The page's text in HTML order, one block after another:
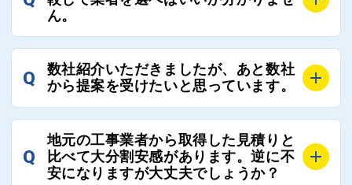
そのため、お客様に比較する業者を選定いただく必要
ん。
選定基準はお客様によって異なりますが、価格はもち
ろんのこと、実績面や保証面、担当者の人柄や社歴、
し、総合的に判断ください。
また、選定に迷った際などは屋根コネクト事務局へご
連絡いただければ、お客様の屋根修理を全面的にフォ
ローさせていただきます。お気軽にご相談ください。
Q
数社紹介いただきましたが、あと数社
から提案を受けたいと思っています。
全国300社以上の登録業者がございますので、プラス
でご紹介の要望をいただければ、即時屋根コネクトに
て対応させていただきます。お気軽にお申し付けくだ
Q
地元の工事業者から取得した見積りと
比べて大分割安感があります。逆に不
安になりますが大丈夫でしょうか？